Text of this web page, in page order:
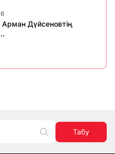
Дүйсеновтің
Табу